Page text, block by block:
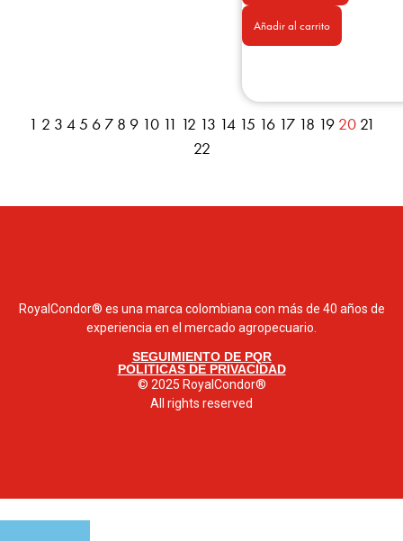
Añadir al carrito
1 2 3 4 5 6 7 8 9 10 11 12 13 14 15 16 17 18 19 20 21
22
RoyalCondor® es una marca colombiana con más de 40 años de
experiencia en el mercado agropecuario.
SEGUIMIENTO DE PQR
POLITICAS DE PRIVACIDAD
© 2025 RoyalCondor®
All rights reserved